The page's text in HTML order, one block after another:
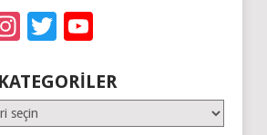
Instagram
Twitter